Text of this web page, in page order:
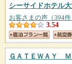
シーサイドホテル
お客さまの声（394件
3.54
ＧＡＴＥＷＡＹ